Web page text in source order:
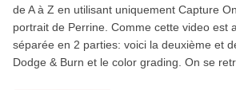
de A à Z en utilisant uniquement Capture
portrait de Perrine. Comme cette video est
séparée en 2 parties: voici la deuxième et
Dodge & Burn et le color grading. On se